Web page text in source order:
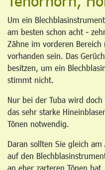
Um ein
am besten schon acht -
Zähne im vorderen
vorhanden sein. Das
besitzen, um ein
stimmt nicht.
Nur bei der Tuba wird
das sehr starke
Tönen notwendig.
Daran sollten Sie gleich
auf den
an eher zarteren Tönen